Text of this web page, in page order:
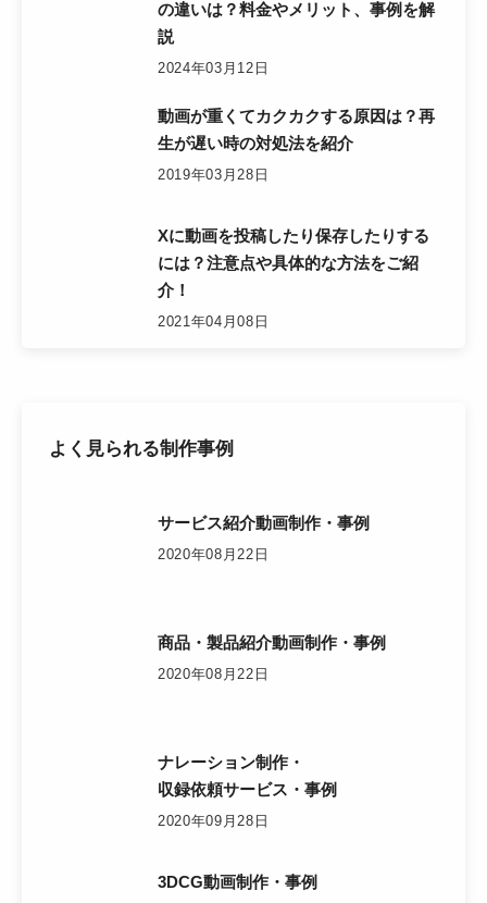
の違いは？料金やメリット、事例を解
説
2024年03月12日
動画が重くてカクカクする原因は？再
生が遅い時の対処法を紹介
2019年03月28日
Xに動画を投稿したり保存したりする
には？注意点や具体的な方法をご紹
介！
2021年04月08日
よく見られる制作事例
サービス紹介動画制作・事例
2020年08月22日
商品・製品紹介動画制作・事例
2020年08月22日
ナレーション制作・
収録依頼サービス・事例
2020年09月28日
3DCG動画制作・事例